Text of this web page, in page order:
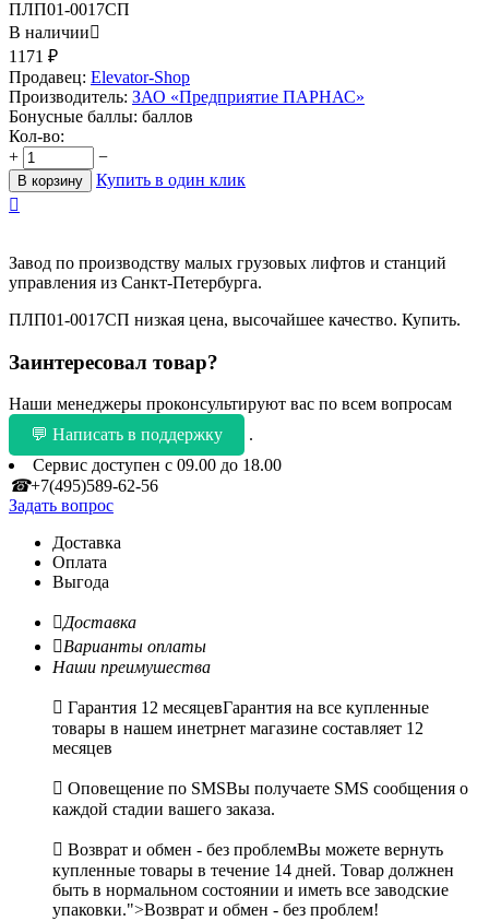
ПЛП01-0017СП
В наличии
1171 ₽
Продавец: Elevator-Shop
Производитель: ЗАО «Предприятие ПАРНАС»
Бонусные баллы: баллов
Кол-во:
+
−
В корзину
Купить в один клик

Завод по производству малых грузовых лифтов и станций
управления из Санкт-Петербурга.
ПЛП01-0017СП низкая цена, высочайшее качество. Купить.
Заинтересовал товар?
Наши менеджеры проконсультируют вас по всем вопросам
💬 Написать в поддержку
.
Сервис доступен с 09.00 до 18.00
☎+7(495)589-62-56
Задать вопрос
Доставка
Оплата
Выгода
Доставка
Варианты оплаты
Наши преимушества
 Гарантия 12 месяцевГарантия на все купленные
товары в нашем инетрнет магазине составляет 12
месяцев
 Оповещение по SMSВы получаете SMS сообщения о
каждой стадии вашего заказа.
 Возврат и обмен - без проблемВы можете вернуть
купленные товары в течение 14 дней. Товар должнен
быть в нормальном состоянии и иметь все заводские
упаковки.">Возврат и обмен - без проблем!